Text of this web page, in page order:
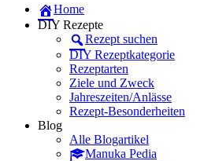
Manuka Magic –
Dein interaktiver
Home
DIY Rezepte
Rezept suchen
DIY Rezeptkategorie
Rezeptarten
Ziele und Zweck
Jahreszeiten/Anlässe
Rezept-Besonderheiten
Blog
Alle Blogartikel
Manuka Pedia